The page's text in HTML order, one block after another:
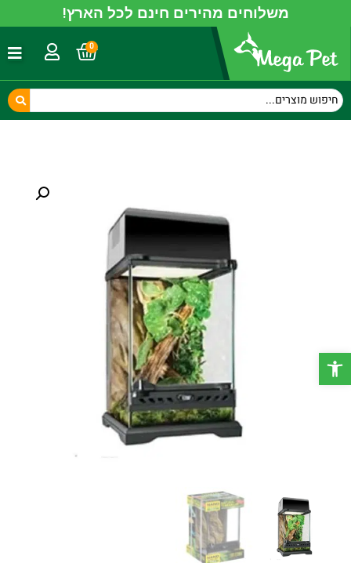
פתח סרגל נגישות
משלוחים מהירים חינם לכל הארץ!
0